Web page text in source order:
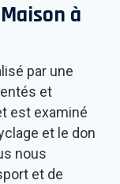
à
par une
et
est examiné
et le don
nous
et de